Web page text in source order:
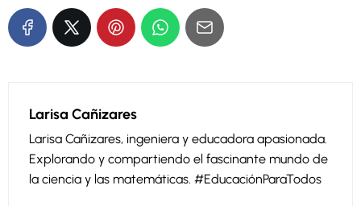
Larisa Cañizares
Larisa Cañizares, ingeniera y educadora apasionada.
Explorando y compartiendo el fascinante mundo de
la ciencia y las matemáticas. #EducaciónParaTodos